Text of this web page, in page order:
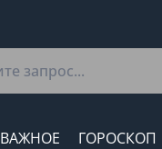
ВАЖНОЕ ГОРОСКОП